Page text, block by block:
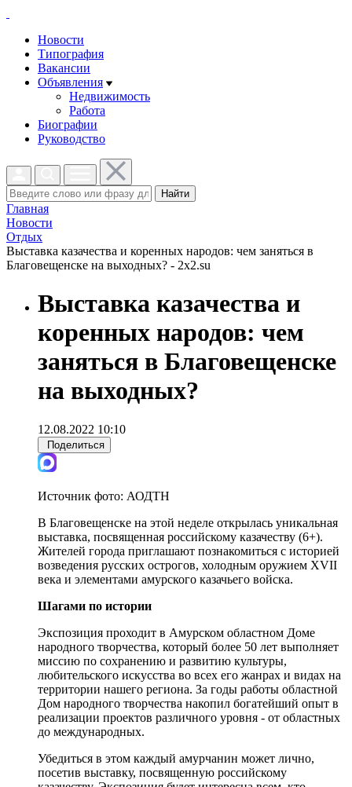
Новости
Типография
Вакансии
Объявления
Недвижимость
Работа
Биографии
Руководство
Найти
Главная
Новости
Отдых
Выставка казачества и коренных народов: чем заняться в
Благовещенске на выходных? - 2x2.su
Выставка казачества и
коренных народов: чем
заняться в Благовещенске
на выходных?
12.08.2022 10:10
Поделиться
Источник фото: АОДТН
В Благовещенске на этой неделе открылась уникальная
выставка, посвященная российскому казачеству (6+).
Жителей города приглашают познакомиться с историей
возведения русских острогов, холодным оружием XVII
века и элементами амурского казачьего войска.
Шагами по истории
Экспозиция проходит в Амурском областном Доме
народного творчества, который более 50 лет выполняет
миссию по сохранению и развитию культуры,
любительского искусства во всех его жанрах и видах на
территории нашего региона. За годы работы областной
Дом народного творчества накопил богатейший опыт в
реализации проектов различного уровня - от областных
до международных.
Убедиться в этом каждый амурчанин может лично,
посетив выставку, посвященную российскому